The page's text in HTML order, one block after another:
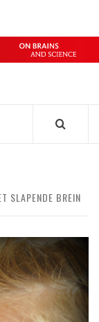
ON BRAINS AND
SLAPENDE BREIN